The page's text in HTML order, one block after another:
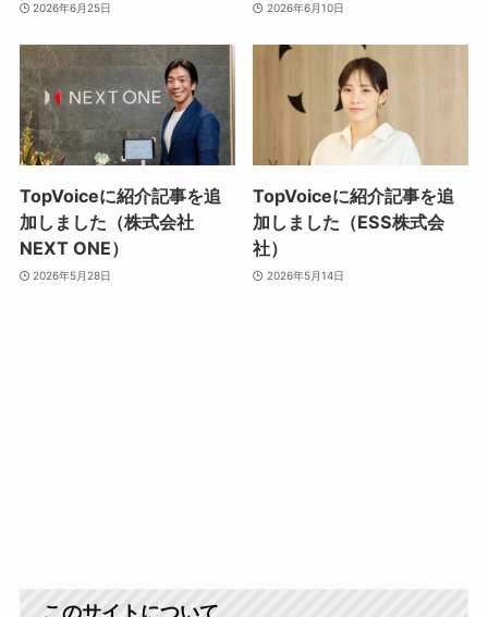
2026年6月25日 2026年6月10日
TopVoiceに紹介記事を追
加しました（株式会社
NEXT ONE）
2026年5月28日
TopVoiceに紹介記事を追
加しました（ESS株式会
社）
2026年5月14日
このサイトについて